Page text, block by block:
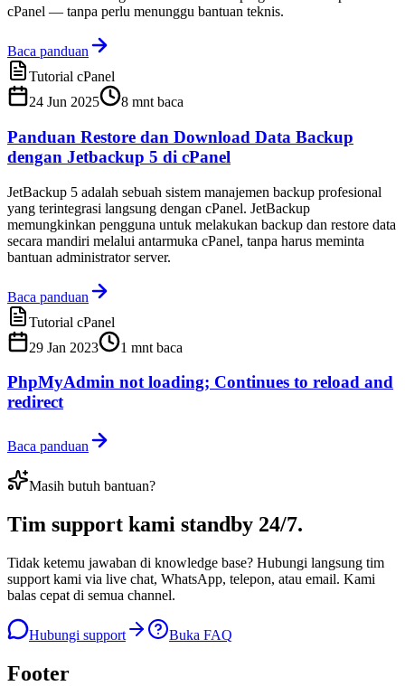
cPanel — tanpa perlu menunggu bantuan teknis.
Baca panduan
Tutorial cPanel
24 Jun 2025
8 mnt baca
Panduan Restore dan Download Data Backup
dengan Jetbackup 5 di cPanel
JetBackup 5 adalah sebuah sistem manajemen backup profesional
yang terintegrasi langsung dengan cPanel. JetBackup
memungkinkan pengguna untuk melakukan backup dan restore data
secara mandiri melalui antarmuka cPanel, tanpa harus meminta
bantuan administrator server.
Baca panduan
Tutorial cPanel
29 Jan 2023
1 mnt baca
PhpMyAdmin not loading; Continues to reload and
redirect
Baca panduan
Masih butuh bantuan?
Tim support kami standby 24/7.
Tidak ketemu jawaban di knowledge base? Hubungi langsung tim
support kami via live chat, WhatsApp, telepon, atau email. Kami
balas cepat di semua channel.
Hubungi support Buka FAQ
Footer